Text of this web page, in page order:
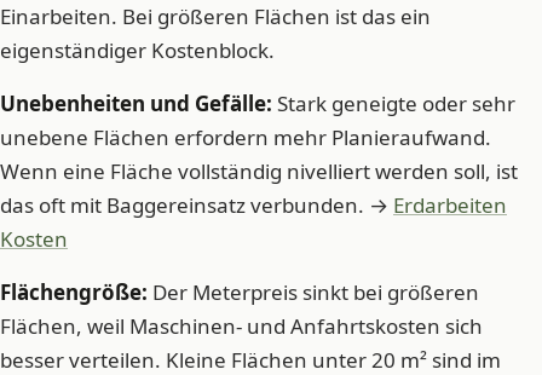
Einarbeiten. Bei größeren Flächen ist das ein
eigenständiger Kostenblock.
Unebenheiten und Gefälle: Stark geneigte oder sehr
unebene Flächen erfordern mehr Planieraufwand.
Wenn eine Fläche vollständig nivelliert werden soll, ist
das oft mit Baggereinsatz verbunden. → Erdarbeiten
Kosten
Flächengröße: Der Meterpreis sinkt bei größeren
Flächen, weil Maschinen- und Anfahrtskosten sich
besser verteilen. Kleine Flächen unter 20 m² sind im